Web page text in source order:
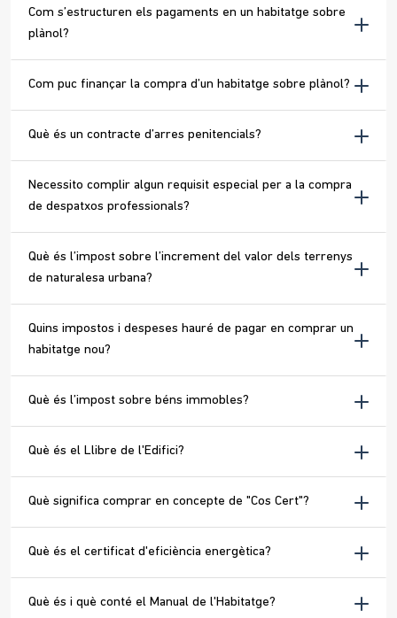
Com s’estructuren els pagaments en un habitatge sobre
plànol?
Com puc finançar la compra d’un habitatge sobre plànol?
Què és un contracte d’arres penitencials?
Necessito complir algun requisit especial per a la compra
de despatxos professionals?
Què és l’impost sobre l’increment del valor dels terrenys
de naturalesa urbana?
Quins impostos i despeses hauré de pagar en comprar un
habitatge nou?
Què és l’impost sobre béns immobles?
Què és el Llibre de l'Edifici?
Què significa comprar en concepte de "Cos Cert"?
Què és el certificat d'eficiència energètica?
Què és i què conté el Manual de l'Habitatge?